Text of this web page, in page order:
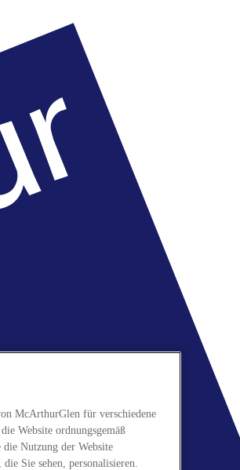
McArthurGlen für verschiedene
Website ordnungsgemäß
Nutzung der Website
Sie sehen, personalisieren.